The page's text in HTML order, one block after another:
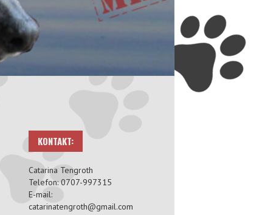
KONTAKT:
Catarina Tengroth
Telefon: 0707-997315
E-mail:
catarinatengroth@gmail.com